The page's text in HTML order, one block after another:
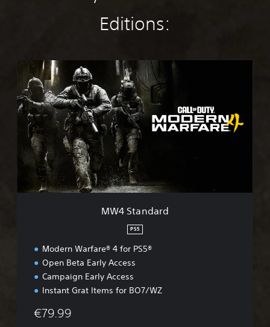
Editions:
S
t
MW4 Standard
PS5
Modern Warfare® 4 for PS5®
Open Beta Early Access
Campaign Early Access
Instant Grat Items for BO7/WZ
€79.99